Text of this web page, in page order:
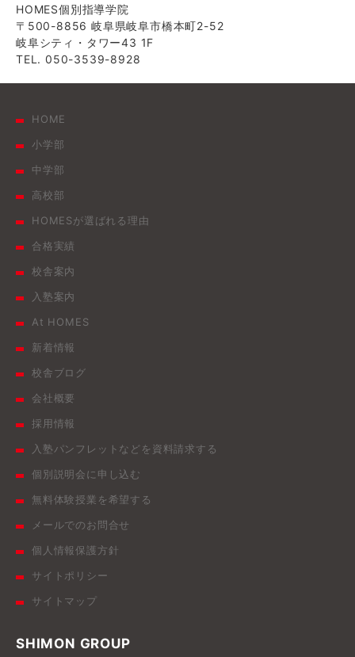
HOMES個別指導学院
〒500-8856 岐阜県岐阜市橋本町2-52
岐阜シティ・タワー43 1F
TEL. 050-3539-8928
HOME
小学部
中学部
高校部
HOMESが選ばれる理由
合格実績
校舎案内
入塾案内
At HOMES
新着情報
校舎ブログ
会社概要
採用情報
入塾パンフレットなどを資料請求する
個別説明会に申し込む
無料体験授業を希望する
メールでのお問合せ
個人情報保護方針
サイトポリシー
サイトマップ
SHIMON GROUP